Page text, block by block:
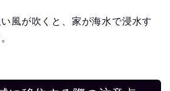
風が吹くと、家が海水で浸水す